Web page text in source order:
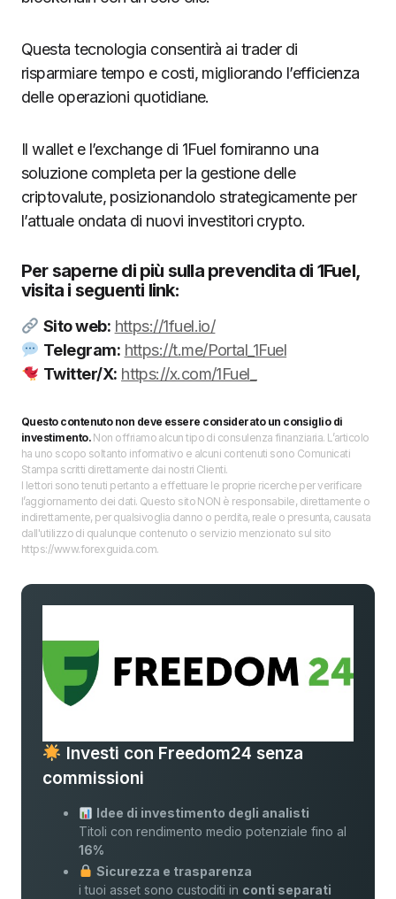
Questa tecnologia consentirà ai trader di
risparmiare tempo e costi, migliorando l’efficienza
delle operazioni quotidiane.
Il wallet e l’exchange di 1Fuel forniranno una
soluzione completa per la gestione delle
criptovalute, posizionandolo strategicamente per
l’attuale ondata di nuovi investitori crypto.
Per saperne di più sulla prevendita di 1Fuel,
visita i seguenti link:
Sito web: https://1fuel.io/
Telegram: https://t.me/Portal_1Fuel
Twitter/X: https://x.com/1Fuel_
Questo contenuto non deve essere considerato un consiglio di
investimento.Non offriamo alcun tipo di consulenza finanziaria. L’articolo
ha uno scopo soltanto informativo e alcuni contenuti sono Comunicati
Stampa scritti direttamente dai nostri Clienti.
I lettori sono tenuti pertanto a effettuare le proprie ricerche per verificare
l’aggiornamento dei dati. Questo sito NON è responsabile, direttamente o
indirettamente, per qualsivoglia danno o perdita, reale o presunta, causata
dall'utilizzo di qualunque contenuto o servizio menzionato sul sito
https://www.forexguida.com.
Investi con Freedom24 senza
commissioni
Idee di investimento degli analisti
Titoli con rendimento medio potenziale fino al
16%
Sicurezza e trasparenza
i tuoi asset sono custoditi in conti separati